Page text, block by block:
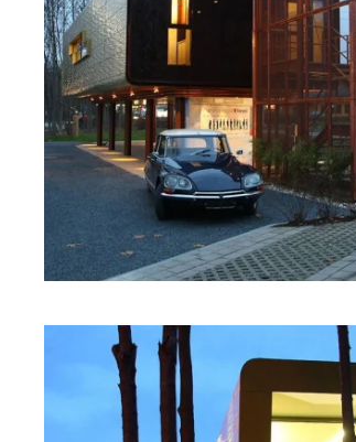
zoom +